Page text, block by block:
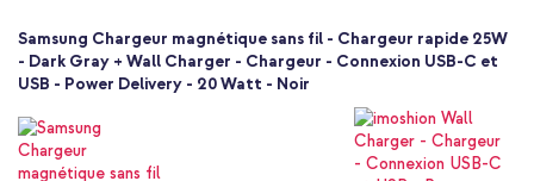
EP-P2900BBEGWW
Gris
Plastique
Samsung Chargeur magnétique sans fil - Chargeur rapide 25W
- Dark Gray + Wall Charger - Chargeur - Connexion USB-C et
USB - Power Delivery - 20 Watt - Noir